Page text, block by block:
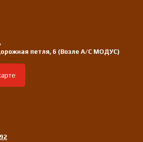
петля, 6 (Возле А/С МОДУС)